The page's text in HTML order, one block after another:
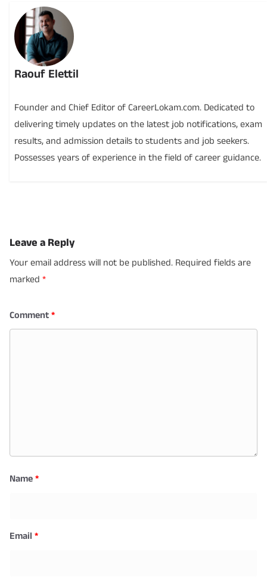
Raouf Elettil
Founder and Chief Editor of CareerLokam.com. Dedicated to
delivering timely updates on the latest job notifications, exam
results, and admission details to students and job seekers.
Possesses years of experience in the field of career guidance.
Leave a Reply
Your email address will not be published. Required fields are
marked *
Comment*
Name*
Email *